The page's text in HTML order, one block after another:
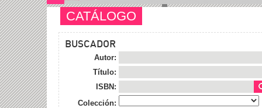
CATÁLOGO
BUSCADOR
Autor:
Título:
ISBN:
Colección: